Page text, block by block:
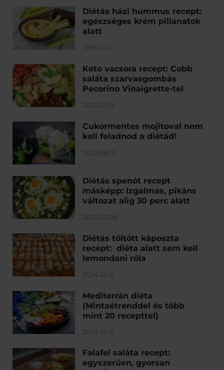
Diétás házi hummus recept:
egészséges krém pillanatok
alatt
2025.11.12
Keto vacsora recept: Cobb
saláta szarvasgombás
Pecorino Vinaigrette-tel
2025.11.09
Cukormentes mojitoval nem
kell feladnod a diétád!
2025.06.12
Diétás spenót recept
másképp: Izgalmas, pikáns
változat alig 30 perc alatt
2025.02.08
Diétás töltött káposzta
recept: diéta alatt sem kell
lemondani róla
2024.12.16
Mediterrán diéta
(Mintaétrenddel és több
mint 20 recepttel)
2024.12.16
Falafel saláta recept:
egyszerűen, gyorsan